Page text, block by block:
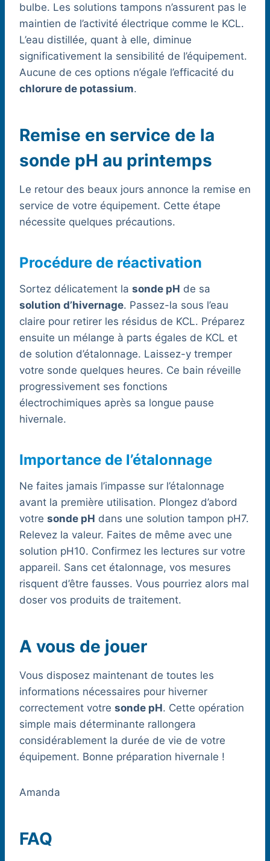
bulbe. Les solutions tampons n’assurent pas le
maintien de l’activité électrique comme le KCL.
L’eau distillée, quant à elle, diminue
significativement la sensibilité de l’équipement.
Aucune de ces options n’égale l’efficacité du
chlorure de potassium.
Remise en service de la
sonde pH au printemps
Le retour des beaux jours annonce la remise en
service de votre équipement. Cette étape
nécessite quelques précautions.
Procédure de réactivation
Sortez délicatement la sonde pH de sa
solution d’hivernage. Passez-la sous l’eau
claire pour retirer les résidus de KCL. Préparez
ensuite un mélange à parts égales de KCL et
de solution d’étalonnage. Laissez-y tremper
votre sonde quelques heures. Ce bain réveille
progressivement ses fonctions
électrochimiques après sa longue pause
hivernale.
Importance de l’étalonnage
Ne faites jamais l’impasse sur l’étalonnage
avant la première utilisation. Plongez d’abord
votre sonde pH dans une solution tampon pH7.
Relevez la valeur. Faites de même avec une
solution pH10. Confirmez les lectures sur votre
appareil. Sans cet étalonnage, vos mesures
risquent d’être fausses. Vous pourriez alors mal
doser vos produits de traitement.
A vous de jouer
Vous disposez maintenant de toutes les
informations nécessaires pour hiverner
correctement votre sonde pH. Cette opération
simple mais déterminante rallongera
considérablement la durée de vie de votre
équipement. Bonne préparation hivernale !
Amanda
FAQ